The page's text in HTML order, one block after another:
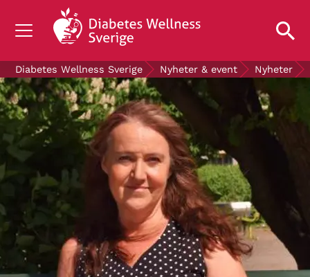
OM DIABETES
STÖD OSS
FORSKNING
NYHETER & EVENT
OM OSS
GRATIS DIABETESPRODUKTER
Blodsockerkollen
Diabetes Wellness Sverige Nyheter & event Nyheter